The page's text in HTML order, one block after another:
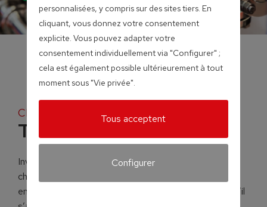
Chaudières à bois déchiqueté et pellets
Turbomat
Investissez dans l’avenir ! La Turbomat est une
chaudière unique qui permet une combustion
entièrement automatique de divers types de bois. Qu’il
personnalisées, y compris sur des sites tiers. En
cliquant, vous donnez votre consentement
explicite. Vous pouvez adapter votre
consentement individuellement via "Configurer" ;
cela est également possible ultérieurement à tout
moment sous "Vie privée".
Tous acceptent
Configurer